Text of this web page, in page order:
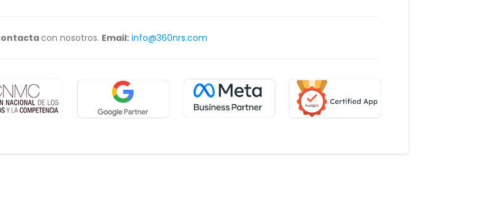
con nosotros. Email: info@360nrs.com